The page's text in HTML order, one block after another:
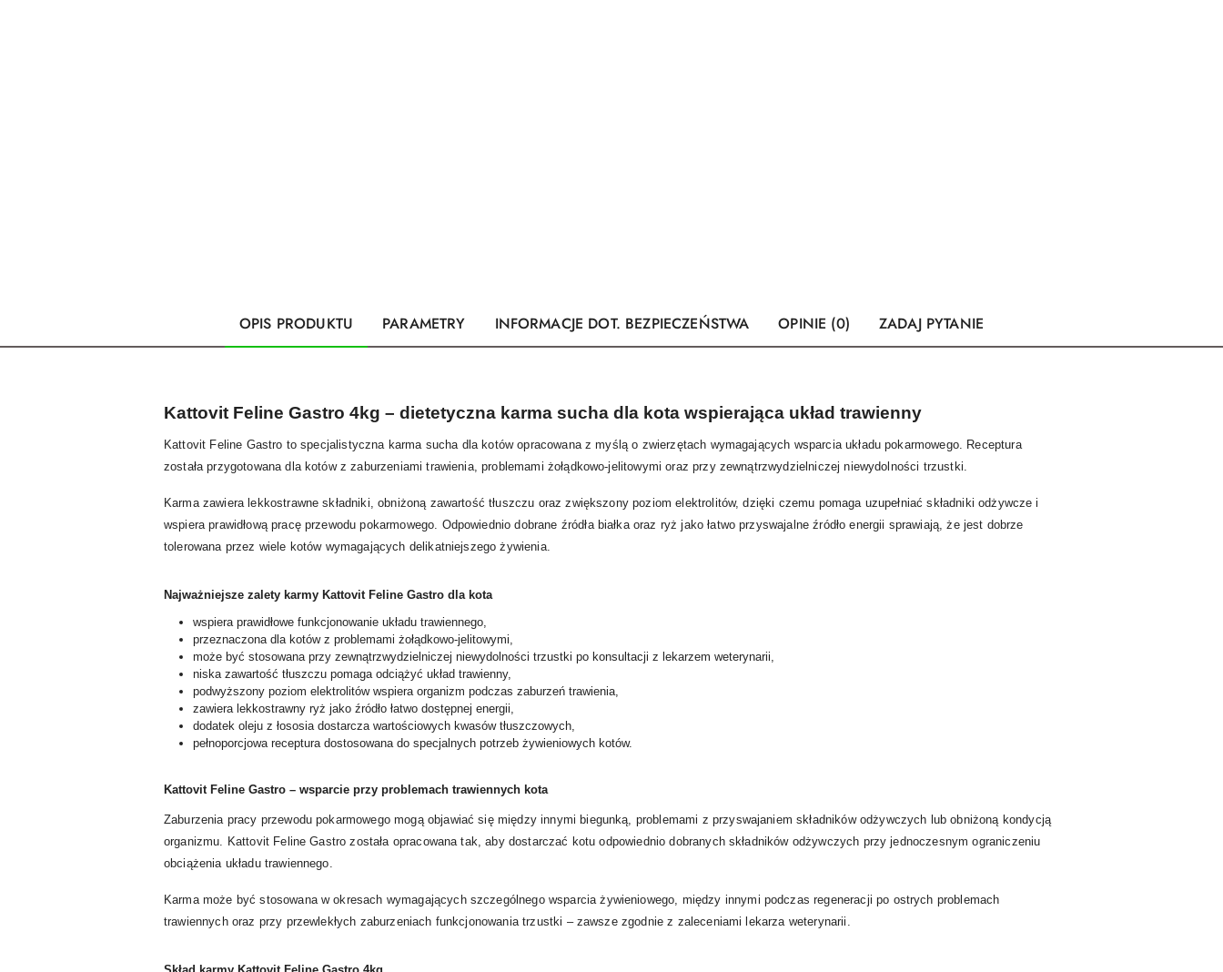
OPIS PRODUKTU PARAMETRY INFORMACJE DOT. BEZPIECZEŃSTWA OPINIE (0) ZADAJ PYTANIE
Kattovit Feline Gastro 4kg – dietetyczna karma sucha dla kota wspierająca układ trawienny
Kattovit Feline Gastro to specjalistyczna karma sucha dla kotów opracowana z myślą o zwierzętach wymagających wsparcia układu pokarmowego. Receptura
została przygotowana dla kotów z zaburzeniami trawienia, problemami żołądkowo-jelitowymi oraz przy zewnątrzwydzielniczej niewydolności trzustki.
Karma zawiera lekkostrawne składniki, obniżoną zawartość tłuszczu oraz zwiększony poziom elektrolitów, dzięki czemu pomaga uzupełniać składniki odżywcze i
wspiera prawidłową pracę przewodu pokarmowego. Odpowiednio dobrane źródła białka oraz ryż jako łatwo przyswajalne źródło energii sprawiają, że jest dobrze
tolerowana przez wiele kotów wymagających delikatniejszego żywienia.
Najważniejsze zalety karmy Kattovit Feline Gastro dla kota
wspiera prawidłowe funkcjonowanie układu trawiennego,
przeznaczona dla kotów z problemami żołądkowo-jelitowymi,
może być stosowana przy zewnątrzwydzielniczej niewydolności trzustki po konsultacji z lekarzem weterynarii,
niska zawartość tłuszczu pomaga odciążyć układ trawienny,
podwyższony poziom elektrolitów wspiera organizm podczas zaburzeń trawienia,
zawiera lekkostrawny ryż jako źródło łatwo dostępnej energii,
dodatek oleju z łososia dostarcza wartościowych kwasów tłuszczowych,
pełnoporcjowa receptura dostosowana do specjalnych potrzeb żywieniowych kotów.
Kattovit Feline Gastro – wsparcie przy problemach trawiennych kota
Zaburzenia pracy przewodu pokarmowego mogą objawiać się między innymi biegunką, problemami z przyswajaniem składników odżywczych lub obniżoną kondycją
organizmu. Kattovit Feline Gastro została opracowana tak, aby dostarczać kotu odpowiednio dobranych składników odżywczych przy jednoczesnym ograniczeniu
obciążenia układu trawiennego.
Karma może być stosowana w okresach wymagających szczególnego wsparcia żywieniowego, między innymi podczas regeneracji po ostrych problemach
trawiennych oraz przy przewlekłych zaburzeniach funkcjonowania trzustki – zawsze zgodnie z zaleceniami lekarza weterynarii.